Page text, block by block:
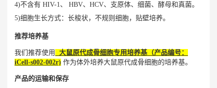
4)不含有 HIV-1、 HBV、HCV、支原体、细菌、酵母和真菌。
5)细胞生长方式：长梭状，不规则细胞，贴壁培养。
推荐培养基
我们推荐使用 大鼠原代成骨细胞专用培养基 （产品编号：
iCell-s002-002r) 作为体外培养大鼠原代成骨细胞的培养基。
产品的运输和保存